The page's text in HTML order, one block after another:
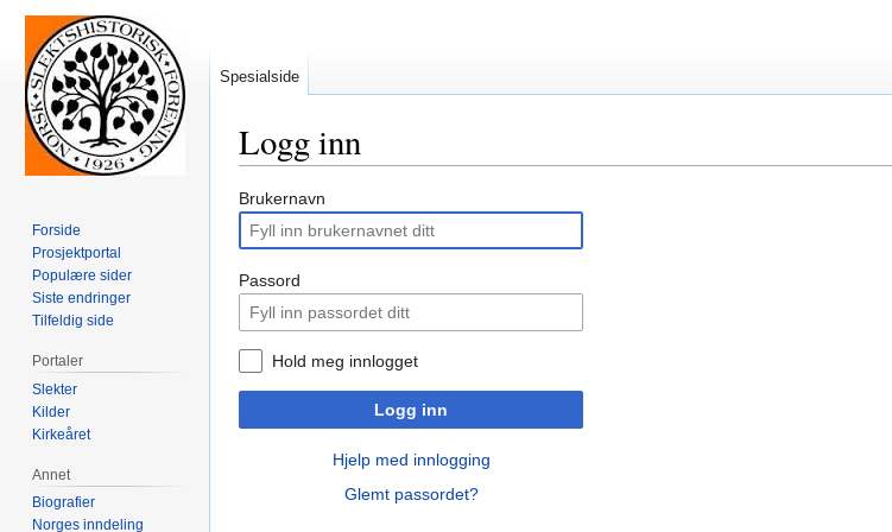
Logg inn
Hopp
navigering
Hopp
søk
Brukernavn
Passord
Hold meg innlogget
Logg inn
Hjelp med innlogging
Glemt passordet?
Spesialside
Forside
Prosjektportal
Populære sider
Siste endringer
Tilfeldig side
Portaler
Slekter
Kilder
Kirkeåret
Annet
Biografier
Norges inndeling